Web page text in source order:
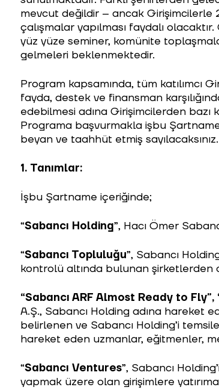
mevcut değildir – ancak Girişimcilerle
çalışmalar yapılması faydalı
yüz yüze seminer, komünite
gelmeleri beklenmektedir.
Program kapsamında, tüm katılımcı
fayda, destek ve finansman
edebilmesi adına Girişimcilerden
Programa başvurmakla işbu
beyan ve taahhüt etmiş sayılacaksınız.
1. Tanımlar:
İşbu Şartname içeriğinde;
“Sabancı Holding”, Hacı Ömer
“Sabancı Topluluğu”, Sabancı
kontrolü altında bulunan
“Sabancı ARF Almost Ready to Fly”,
A.Ş., Sabancı Holding adına hareket
belirlenen ve Sabancı Holding’i
hareket eden uzmanlar, eğitmenler,
“Sabancı Ventures”, Sabancı
yapmak üzere olan girişimlere